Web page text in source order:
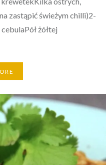
zastąpić świeżym chilli)2-
żółtej